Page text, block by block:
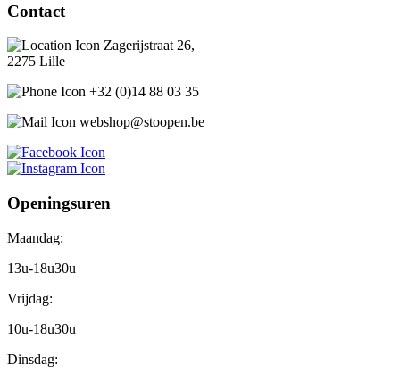
Contact
Zagerijstraat 26,
2275 Lille
+32 (0)14 88 03 35
webshop@stoopen.be
Openingsuren
Maandag:
13u-18u30u
Vrijdag:
10u-18u30u
Dinsdag: